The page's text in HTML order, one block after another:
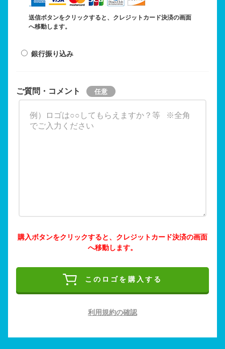
送信ボタンをクリックすると、クレジットカード決済の画面
へ移動します。
銀行振り込み
ご質問・コメント
購入ボタンをクリックすると、クレジットカード決済の画面
へ移動します。
このロゴを購入する
利用規約の確認